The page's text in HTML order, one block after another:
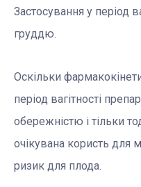
Застосування у період
груддю.
Оскільки
період вагітності
обережністю і тільки
очікувана користь для
ризик для плода.